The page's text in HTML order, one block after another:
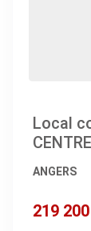
Local
ANGERS
219